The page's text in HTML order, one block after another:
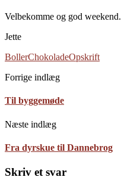
Velbekomme og god weekend.
Jette
BollerChokoladeOpskrift
Forrige indlæg
Til byggemøde
Næste indlæg
Fra dyrskue til Dannebrog
Skriv et svar